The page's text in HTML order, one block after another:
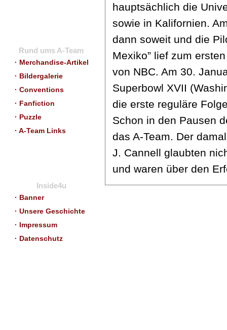
Rund ums A-Team
· Merchandise-Artikel
· Bildergalerie
· Conventions
· Fanfiction
· Puzzle
· A-Team Links
Inside4u
· Banner
· Unsere Geschichte
· Impressum
· Datenschutz
hauptsächlich die
sowie in Kalifornien.
dann soweit und die
Mexiko” lief zum
von NBC. Am 30.
Superbowl XVII
die erste reguläre
Schon in den Pausen
das A-Team. Der
J. Cannell glaubten
und waren über den